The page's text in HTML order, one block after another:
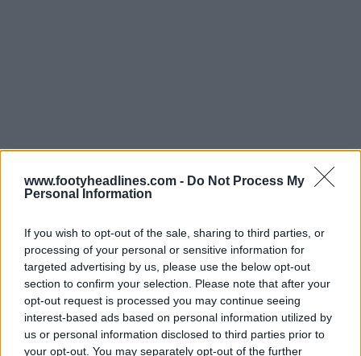
www.footyheadlines.com - Do Not Process My
Personal Information
If you wish to opt-out of the sale, sharing to third parties, or
processing of your personal or sensitive information for
targeted advertising by us, please use the below opt-out
section to confirm your selection. Please note that after your
opt-out request is processed you may continue seeing
interest-based ads based on personal information utilized by
us or personal information disclosed to third parties prior to
your opt-out. You may separately opt-out of the further
La maglia pre-partita Nike del Tottenham 2026-2027
presenta un look dinamico. È caratterizzata da una
base blu navy scuro abbinata a vistose strisce diagonali
in azzurro e bianco che attraversano la parte anteriore